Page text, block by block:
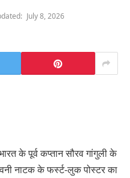
July 8, 2026
के पूर्व कप्तान सौरव गांगुली के
नाटक के फर्स्ट-लुक पोस्टर का